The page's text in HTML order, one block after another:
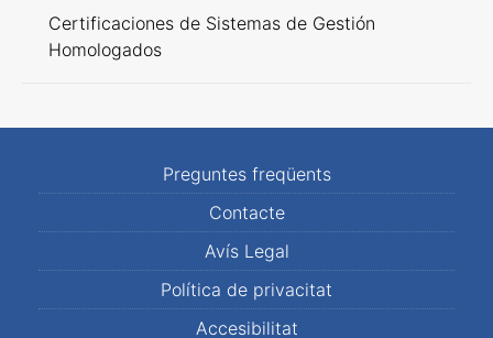
Certificaciones de Sistemas de Gestión
Homologados
Preguntes freqüents
Contacte
Avís Legal
Política de privacitat
Accesibilitat